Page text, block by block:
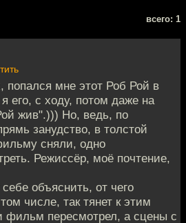
всего: 1
попался мне этот Роб Рой в
его, с ходу, потом даже на
жив".))) Но, ведь, по
занудство, в толстой
сняли, одно
Режиссёр, моё почтение,
объяснить, от чего
числе, так тянет к этим
фильм пересмотрел, а сцены с